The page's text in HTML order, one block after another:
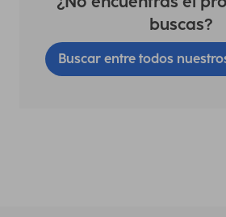
buscas?
Buscar entre todos